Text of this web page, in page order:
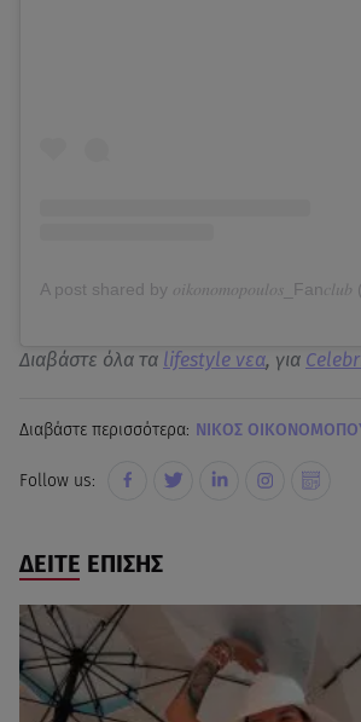
Διαβάστε όλα τα lifestyle νεα, για
Διαβάστε περισσότερα: ΝΙΚΟΣ
Follow us:
ΔΕΙΤΕ ΕΠΙΣΗΣ